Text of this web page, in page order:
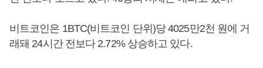
비트코인은 1BTC(비트코인 단위)당 4025만2천 원에 거
래돼 24시간 전보다 2.72% 상승하고 있다.